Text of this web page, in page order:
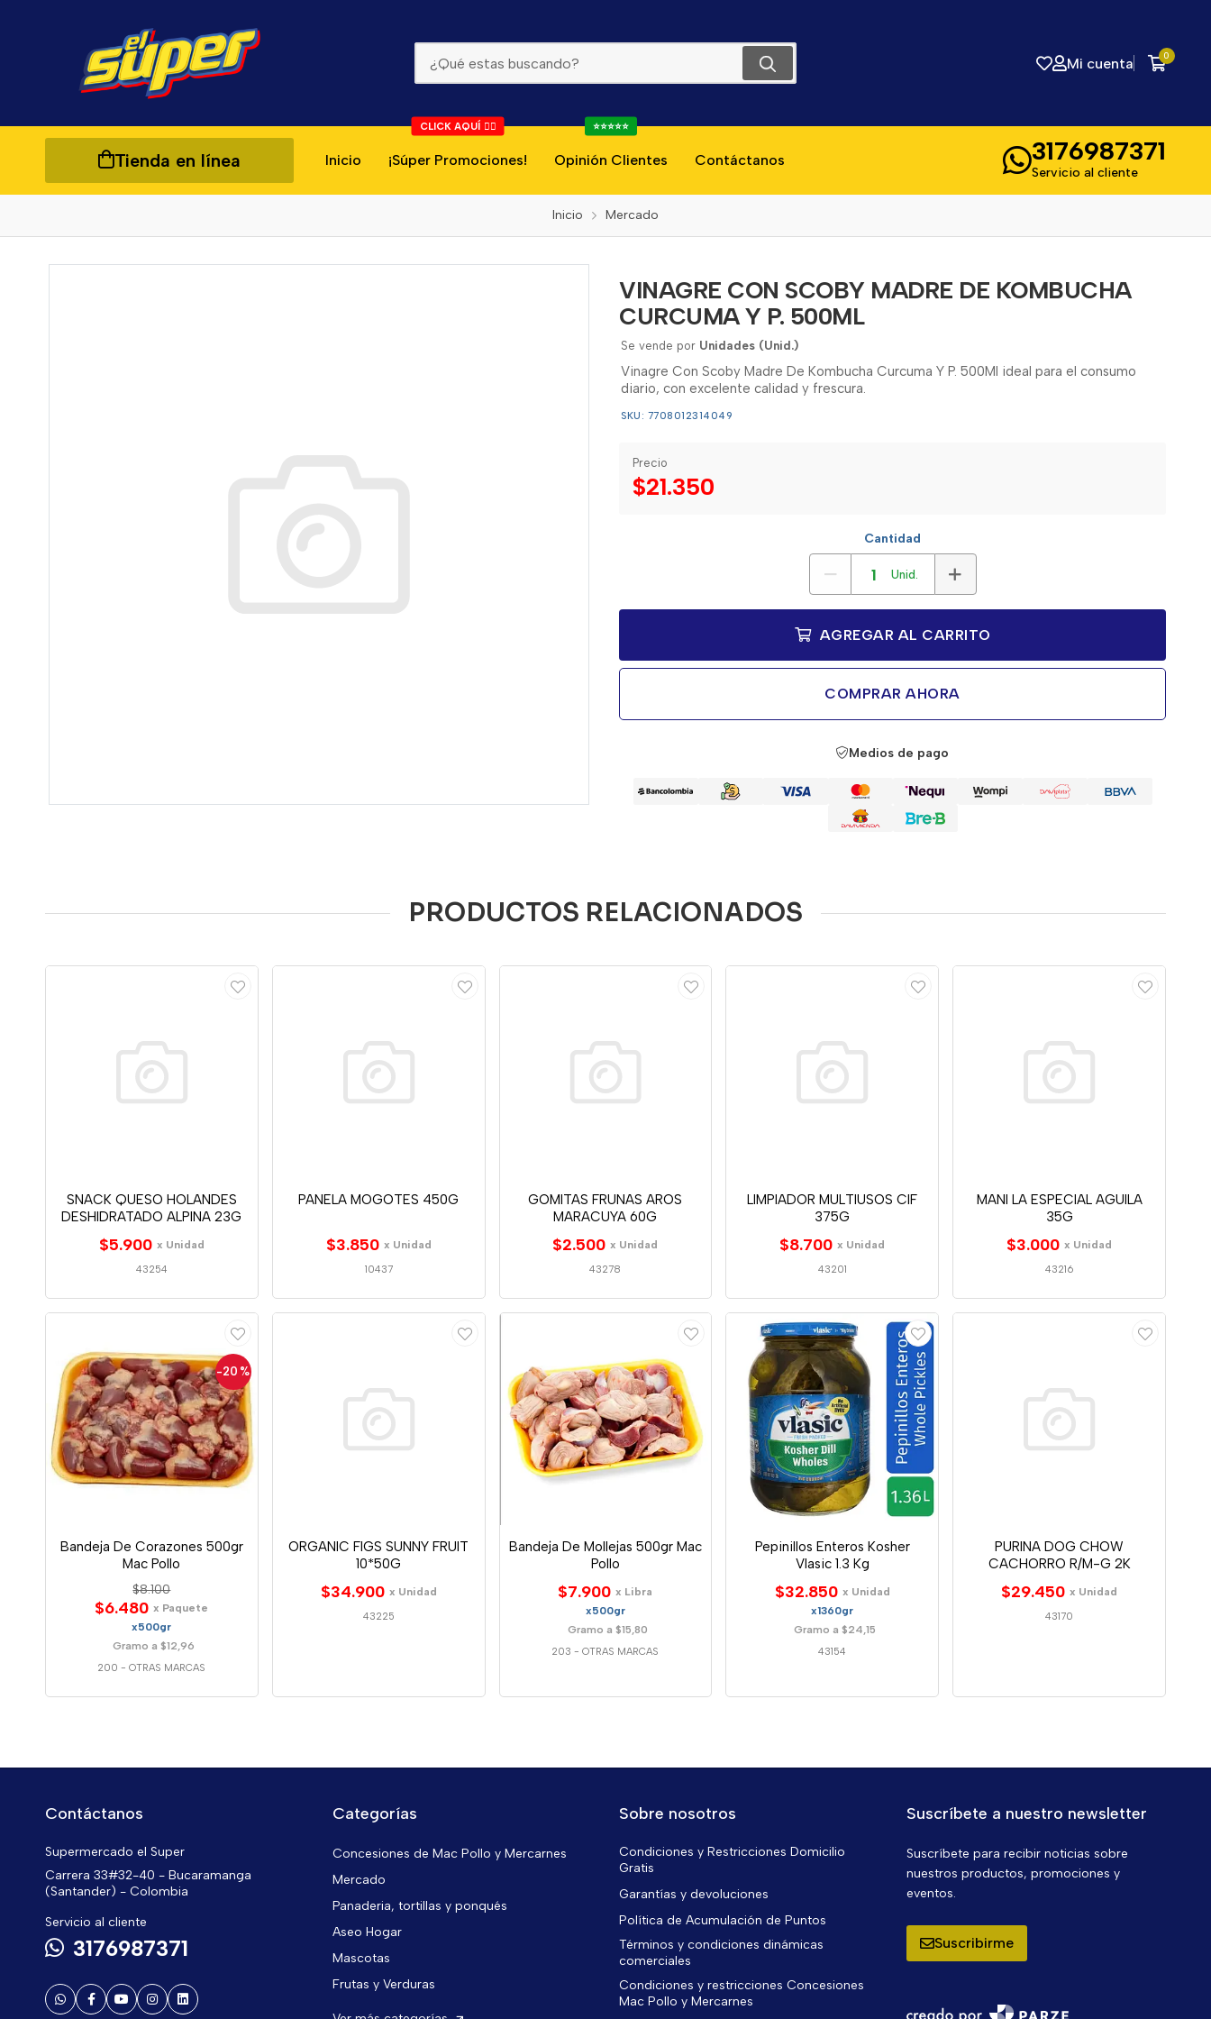
Mi cuenta 0
Tienda en línea Inicio ¡Súper Promociones!
CLICK AQUÍ 👇🏻
Opinión Clientes
⭐⭐⭐⭐⭐
Contáctanos 3176987371
Servicio al cliente
Inicio Mercado
VINAGRE CON SCOBY MADRE DE KOMBUCHA
CURCUMA Y P. 500ML
Se vende por Unidades (Unid.)
Vinagre Con Scoby Madre De Kombucha Curcuma Y P. 500Ml ideal para el consumo
diario, con excelente calidad y frescura.
SKU: 7708012314049
Precio
$21.350
Cantidad
Unid.
AGREGAR AL CARRITO
COMPRAR AHORA
Medios de pago
PRODUCTOS RELACIONADOS
SNACK QUESO HOLANDES
DESHIDRATADO ALPINA 23G
$5.900 x Unidad
43254
PANELA MOGOTES 450G
$3.850 x Unidad
10437
GOMITAS FRUNAS AROS
MARACUYA 60G
$2.500 x Unidad
43278
LIMPIADOR MULTIUSOS CIF
375G
$8.700 x Unidad
43201
MANI LA ESPECIAL AGUILA
35G
$3.000 x Unidad
43216
-20 %
Bandeja De Corazones 500gr
Mac Pollo
$8.100
$6.480 x Paquete
x500gr
Gramo a $12,96
200 -OTRAS MARCAS
ORGANIC FIGS SUNNY FRUIT
10*50G
$34.900 x Unidad
43225
Bandeja De Mollejas 500gr Mac
Pollo
$7.900 x Libra
x500gr
Gramo a $15,80
203 -OTRAS MARCAS
Pepinillos Enteros Kosher
Vlasic 1.3 Kg
$32.850 x Unidad
x1360gr
Gramo a $24,15
43154
PURINA DOG CHOW
CACHORRO R/M-G 2K
$29.450 x Unidad
43170
Contáctanos
Supermercado el Super
Carrera 33#32-40 - Bucaramanga
(Santander) - Colombia
Servicio al cliente
3176987371
Categorías
Concesiones de Mac Pollo y Mercarnes
Mercado
Panaderia, tortillas y ponqués
Aseo Hogar
Mascotas
Frutas y Verduras
Sobre nosotros
Condiciones y Restricciones Domicilio
Gratis
Garantías y devoluciones
Política de Acumulación de Puntos
Términos y condiciones dinámicas
comerciales
Condiciones y restricciones Concesiones
Mac Pollo y Mercarnes
Suscríbete a nuestro newsletter
Suscríbete para recibir noticias sobre
nuestros productos, promociones y
eventos.
Suscribirme